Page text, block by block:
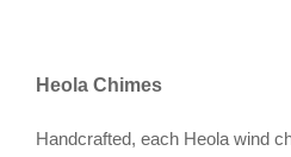
Heola Chimes
Handcrafted, each Heola wind